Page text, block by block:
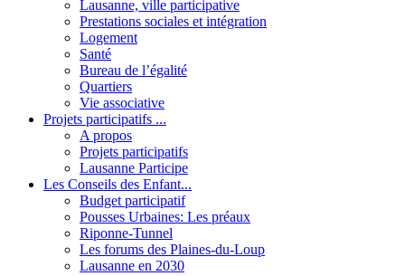
Lausanne, ville participative
Prestations sociales et intégration
Logement
Santé
Bureau de l’égalité
Quartiers
Vie associative
Projets participatifs ...
A propos
Projets participatifs
Lausanne Participe
Les Conseils des Enfant...
Budget participatif
Pousses Urbaines: Les préaux
Riponne-Tunnel
Les forums des Plaines-du-Loup
Lausanne en 2030